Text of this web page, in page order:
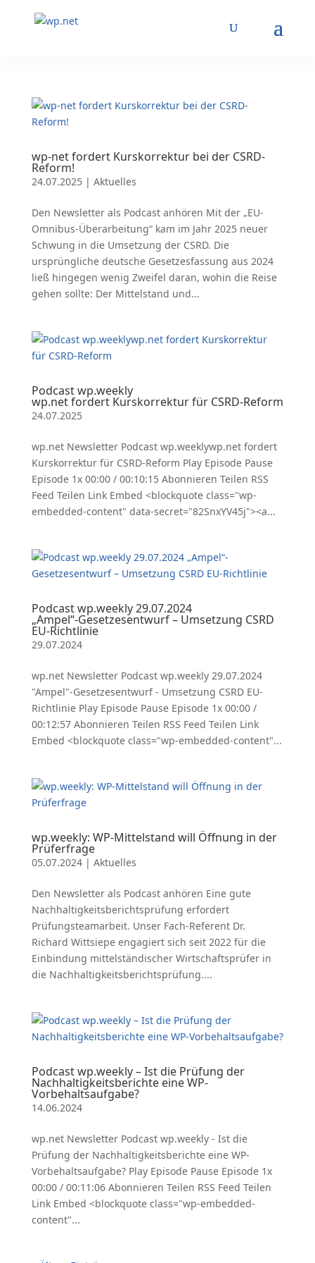
wp-net fordert Kurskorrektur bei der CSRD-
Reform!
24.07.2025| Aktuelles
Den Newsletter als Podcast anhören Mit der „EU-
Omnibus-Überarbeitung“ kam im Jahr 2025 neuer
Schwung in die Umsetzung der CSRD. Die
ursprüngliche deutsche Gesetzesfassung aus 2024
ließ hingegen wenig Zweifel daran, wohin die Reise
gehen sollte: Der Mittelstand und...
Podcast wp.weekly
wp.net fordert Kurskorrektur für CSRD-Reform
24.07.2025
wp.net Newsletter Podcast wp.weeklywp.net fordert
Kurskorrektur für CSRD-Reform Play Episode Pause
Episode 1x 00:00 / 00:10:15 Abonnieren Teilen RSS
Feed Teilen Link Embed <blockquote class="wp-
embedded-content" data-secret="82SnxYV45j"><a...
Podcast wp.weekly 29.07.2024
„Ampel“-Gesetzesentwurf – Umsetzung CSRD
EU-Richtlinie
29.07.2024
wp.net Newsletter Podcast wp.weekly 29.07.2024
"Ampel"-Gesetzesentwurf - Umsetzung CSRD EU-
Richtlinie Play Episode Pause Episode 1x 00:00 /
00:12:57 Abonnieren Teilen RSS Feed Teilen Link
Embed <blockquote class="wp-embedded-content"...
wp.weekly: WP-Mittelstand will Öffnung in der
Prüferfrage
05.07.2024| Aktuelles
Den Newsletter als Podcast anhören Eine gute
Nachhaltigkeitsberichtsprüfung erfordert
Prüfungsteamarbeit. Unser Fach-Referent Dr.
Richard Wittsiepe engagiert sich seit 2022 für die
Einbindung mittelständischer Wirtschaftsprüfer in
die Nachhaltigkeitsberichtsprüfung....
Podcast wp.weekly – Ist die Prüfung der
Nachhaltigkeitsberichte eine WP-
Vorbehaltsaufgabe?
14.06.2024
wp.net Newsletter Podcast wp.weekly - Ist die
Prüfung der Nachhaltigkeitsberichte eine WP-
Vorbehaltsaufgabe? Play Episode Pause Episode 1x
00:00 / 00:11:06 Abonnieren Teilen RSS Feed Teilen
Link Embed <blockquote class="wp-embedded-
content"...